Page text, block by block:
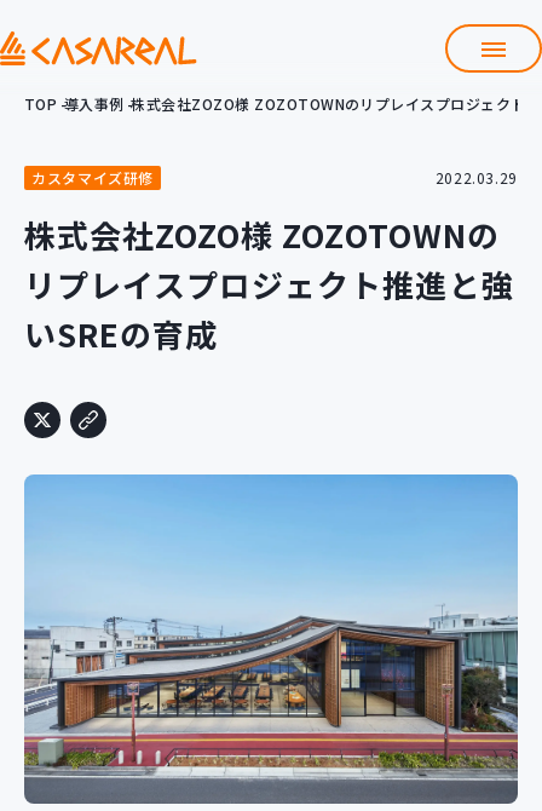
会社情報
サービス
プロダクト開発支援
クラウド導入支援 Git導入支援
システム構築支援
研修サービス
定型コース
導入事例
イベント・セミナー
ニュース
採用情報
TOP 導入事例 株式会社ZOZO様 ZOZOTOWNのリプレイスプロジェクト
カスタマイズ研修 2022.03.29
株式会社ZOZO様 ZOZOTOWNの
リプレイスプロジェクト推進と強
いSREの育成